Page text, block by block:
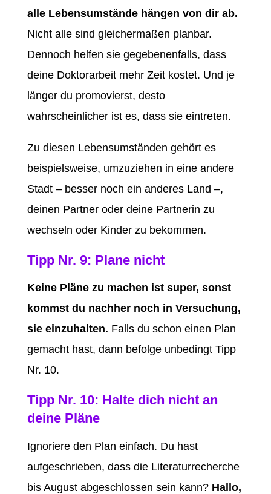
alle Lebensumstände hängen von dir ab.
Nicht alle sind gleichermaßen planbar.
Dennoch helfen sie gegebenenfalls, dass
deine Doktorarbeit mehr Zeit kostet. Und je
länger du promovierst, desto
wahrscheinlicher ist es, dass sie eintreten.
Zu diesen Lebensumständen gehört es
beispielsweise, umzuziehen in eine andere
Stadt – besser noch ein anderes Land –,
deinen Partner oder deine Partnerin zu
wechseln oder Kinder zu bekommen.
Tipp Nr. 9: Plane nicht
Keine Pläne zu machen ist super, sonst
kommst du nachher noch in Versuchung,
sie einzuhalten. Falls du schon einen Plan
gemacht hast, dann befolge unbedingt Tipp
Nr. 10.
Tipp Nr. 10: Halte dich nicht an
deine Pläne
Ignoriere den Plan einfach. Du hast
aufgeschrieben, dass die Literaturrecherche
bis August abgeschlossen sein kann? Hallo,